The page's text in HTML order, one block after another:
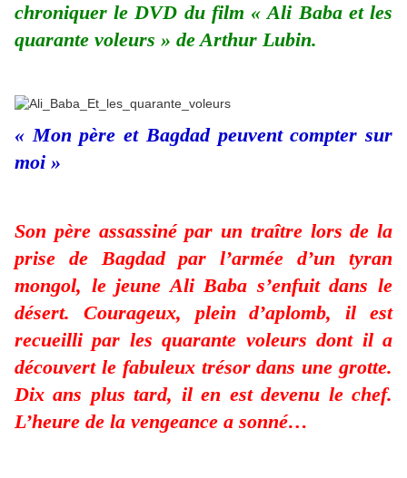
chroniquer le DVD du film « Ali Baba et les
quarante voleurs » de Arthur Lubin.
« Mon père et Bagdad peuvent compter sur
moi »
Son père assassiné par un traître lors de la
prise de Bagdad par l’armée d’un tyran
mongol, le jeune Ali Baba s’enfuit dans le
désert. Courageux, plein d’aplomb, il est
recueilli par les quarante voleurs dont il a
découvert le fabuleux trésor dans une grotte.
Dix ans plus tard, il en est devenu le chef.
L’heure de la vengeance a sonné…